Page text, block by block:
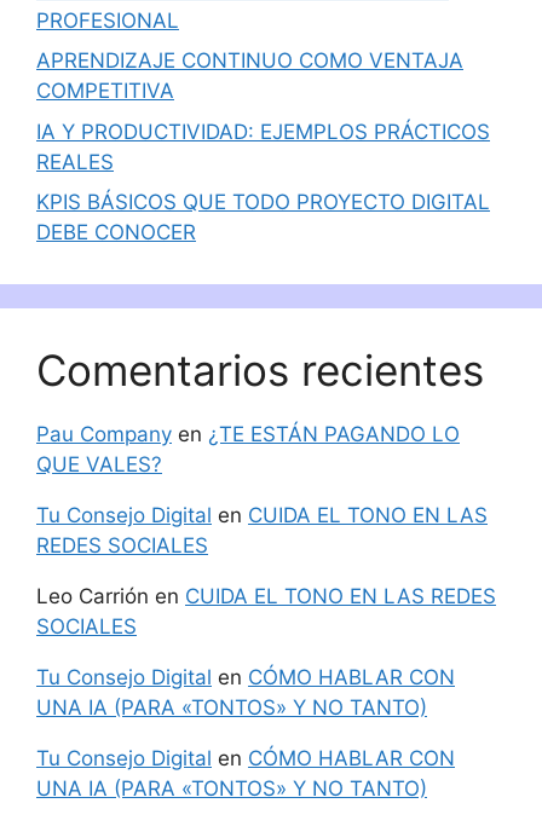
PROFESIONAL
APRENDIZAJE CONTINUO COMO VENTAJA
COMPETITIVA
IA Y PRODUCTIVIDAD: EJEMPLOS PRÁCTICOS
REALES
KPIS BÁSICOS QUE TODO PROYECTO DIGITAL
DEBE CONOCER
Comentarios recientes
Pau Company en ¿TE ESTÁN PAGANDO LO
QUE VALES?
Tu Consejo Digital en CUIDA EL TONO EN LAS
REDES SOCIALES
Leo Carrión en CUIDA EL TONO EN LAS REDES
SOCIALES
Tu Consejo Digital en CÓMO HABLAR CON
UNA IA (PARA «TONTOS» Y NO TANTO)
Tu Consejo Digital en CÓMO HABLAR CON
UNA IA (PARA «TONTOS» Y NO TANTO)